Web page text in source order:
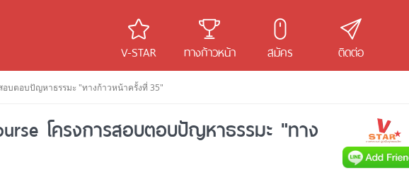
V-STAR ทางก้าวหน้า สมัคร ติดต่อ
อบตอบปัญหาธรรมะ "ทางก้าวหน้าครั้งที่ 35"
โครงการสอบตอบปัญหาธรรมะ "ทาง